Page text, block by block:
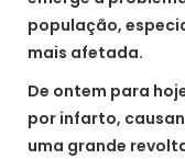
população,
mais afetada.
De ontem para
por infarto,
uma grande